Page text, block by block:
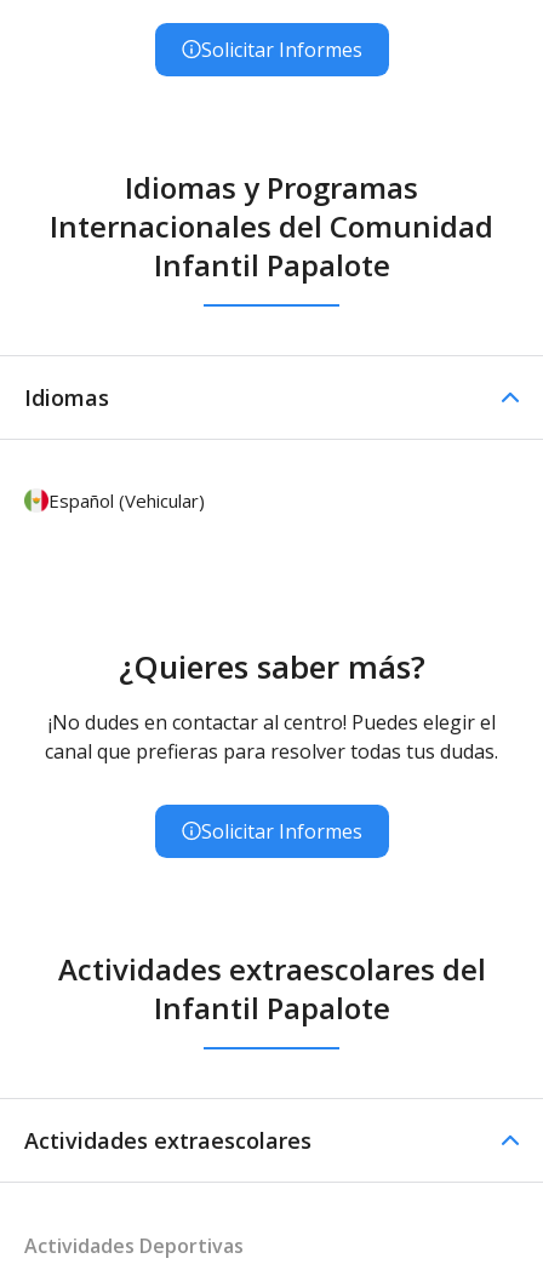
Solicitar Informes
Idiomas y Programas
Internacionales del Comunidad
Infantil Papalote
Idiomas
Español (Vehicular)
¿Quieres saber más?
¡No dudes en contactar al centro! Puedes elegir el
canal que prefieras para resolver todas tus dudas.
Solicitar Informes
Actividades extraescolares del
Infantil Papalote
Actividades extraescolares
Actividades Deportivas